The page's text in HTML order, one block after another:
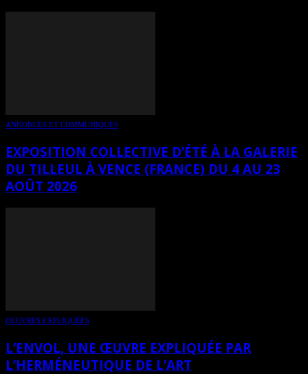
ANNONCES ET COMMUNIQUÉS
EXPOSITION COLLECTIVE D’ÉTÉ À LA GALERIE
DU TILLEUL À VENCE (FRANCE) DU 4 AU 23
AOÛT 2026
OEUVRES EXPLIQUÉES
L’ENVOL, UNE ŒUVRE EXPLIQUÉE PAR
L’HERMÉNEUTIQUE DE L’ART